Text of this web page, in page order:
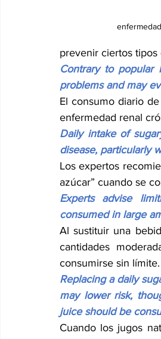
prevenir ciertos tipos
Contrary to popular
problems and may
El consumo diario
enfermedad renal
Daily intake of
disease, particularly
Los expertos
azúcar” cuando se
Experts advise
consumed in large
Al sustituir una
cantidades
consumirse sin límite.
Replacing a daily
may lower risk,
juice should be
Cuando los jugos